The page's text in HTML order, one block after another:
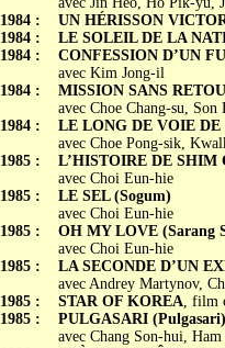
1984 :
1984 :
1984 :
1984 :
1984 :
1985 :
1985 :
1985 :
1985 :
1985 :
1985 :
UN HÉRISSON
LE SOLEIL DE LA
CONFESSION D’UN
avec Kim Jong-il
MISSION SANS
avec Choe Chang-su,
LE LONG DE VOIE
avec Choe Pong-sik,
L’HISTOIRE DE SHIM
avec Choi Eun-hie
LE SEL (Sogum)
avec Choi Eun-hie
OH MY LOVE (Sarang
avec Choi Eun-hie
LA SECONDE D’UN
avec Andrey Martynov,
STAR OF KOREA, film
PULGASARI (Pulgasari)
avec Chang Son-hui,